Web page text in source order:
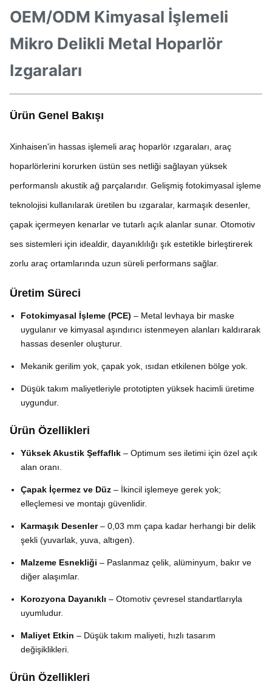
OEM/ODM Kimyasal İşlemeli
Mikro Delikli Metal Hoparlör
Izgaraları
Ürün Genel Bakışı
Xinhaisen'in hassas işlemeli araç hoparlör ızgaraları, araç
hoparlörlerini korurken üstün ses netliği sağlayan yüksek
performanslı akustik ağ parçalarıdır. Gelişmiş fotokimyasal işleme
teknolojisi kullanılarak üretilen bu ızgaralar, karmaşık desenler,
çapak içermeyen kenarlar ve tutarlı açık alanlar sunar. Otomotiv
ses sistemleri için idealdir, dayanıklılığı şık estetikle birleştirerek
zorlu araç ortamlarında uzun süreli performans sağlar.
Üretim Süreci
Fotokimyasal İşleme (PCE) – Metal levhaya bir maske
uygulanır ve kimyasal aşındırıcı istenmeyen alanları kaldırarak
hassas desenler oluşturur.
Mekanik gerilim yok, çapak yok, ısıdan etkilenen bölge yok.
Düşük takım maliyetleriyle prototipten yüksek hacimli üretime
uygundur.
Ürün Özellikleri
Yüksek Akustik Şeffaflık – Optimum ses iletimi için özel açık
alan oranı.
Çapak İçermez ve Düz – İkincil işlemeye gerek yok;
elleçlemesi ve montajı güvenlidir.
Karmaşık Desenler– 0,03 mm çapa kadar herhangi bir delik
şekli (yuvarlak, yuva, altıgen).
Malzeme Esnekliği – Paslanmaz çelik, alüminyum, bakır ve
diğer alaşımlar.
Korozyona Dayanıklı – Otomotiv çevresel standartlarıyla
uyumludur.
Maliyet Etkin – Düşük takım maliyeti, hızlı tasarım
değişiklikleri.
Ürün Özellikleri